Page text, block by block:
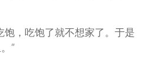
饱，吃饱了就不想家了。于是
”